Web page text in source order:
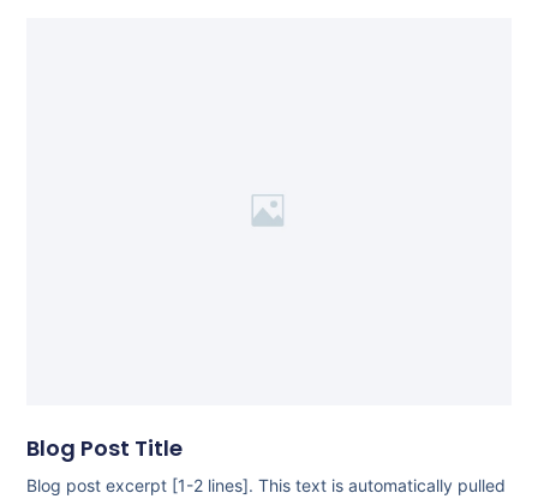
Blog Post Title
Blog post excerpt [1-2 lines]. This text is automatically pulled